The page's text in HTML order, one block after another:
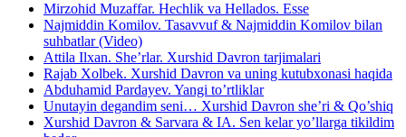
Mirzohid Muzaffar. Hechlik va Hellados. Esse
Najmiddin Komilov. Tasavvuf & Najmiddin Komilov bilan
suhbatlar (Video)
Attila Ilxan. She’rlar. Xurshid Davron tarjimalari
Rajab Xolbek. Xurshid Davron va uning kutubxonasi haqida
Abduhamid Pardayev. Yangi to’rtliklar
Unutayin degandim seni… Xurshid Davron she’ri & Qo’shiq
Xurshid Davron & Sarvara & IA. Sen kelar yo’llarga tikildim